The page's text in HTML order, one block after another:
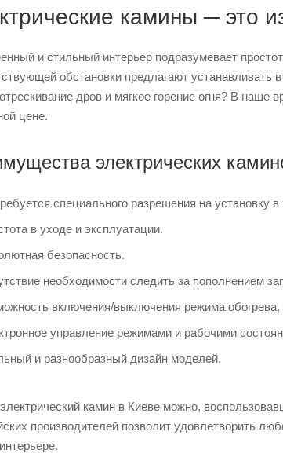
камины ─ это
и стильный интерьер подразумевает
обстановки предлагают
дров и мягкое горение огня? В
цене.
электрических
специального разрешения на установку
в уходе и эксплуатации.
безопасность.
необходимости следить за пополнением
включения/выключения режима
управление режимами и рабочими
и разнообразный дизайн моделей.
камин в Киеве можно,
производителей позволит удовлетворить